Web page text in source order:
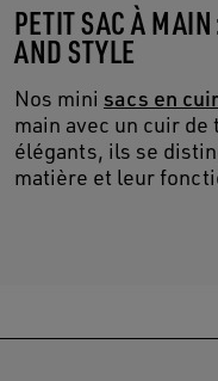
PETIT SAC À
AND STYLE
Nos mini sacs en cuir
main avec un cuir
élégants, ils se
matière et leur